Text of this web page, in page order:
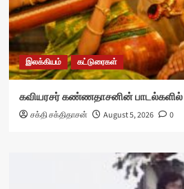
இலக்கியம் கட்டுரைகள்
கவியரசர் கண்ணதாசனின்
சக்தி சக்திதாசன் August 5, 2026 0